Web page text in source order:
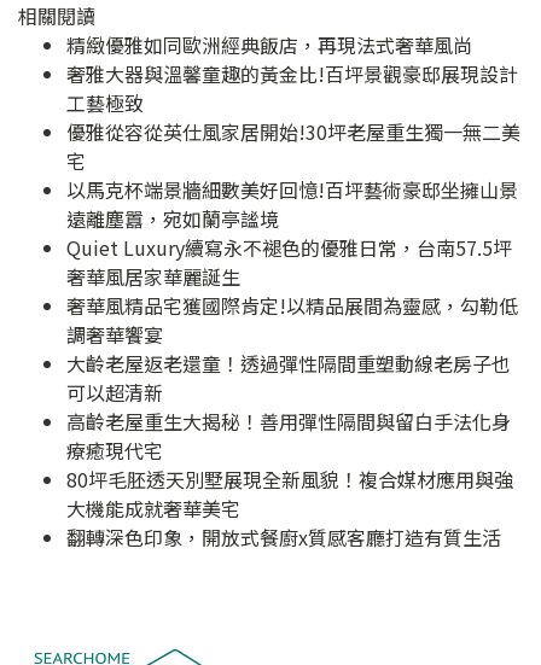
相關閱讀
精緻優雅如同歐洲經典飯店，再現法式奢華風尚
奢雅大器與溫馨童趣的黃金比!百坪景觀豪邸展現設計
工藝極致
優雅從容從英仕風家居開始!30坪老屋重生獨一無二美
宅
以馬克杯端景牆細數美好回憶!百坪藝術豪邸坐擁山景
遠離塵囂，宛如蘭亭謐境
Quiet Luxury續寫永不褪色的優雅日常，台南57.5坪
奢華風居家華麗誕生
奢華風精品宅獲國際肯定!以精品展間為靈感，勾勒低
調奢華饗宴
大齡老屋返老還童！透過彈性隔間重塑動線老房子也
可以超清新
高齡老屋重生大揭秘！善用彈性隔間與留白手法化身
療癒現代宅
80坪毛胚透天別墅展現全新風貌！複合媒材應用與強
大機能成就奢華美宅
翻轉深色印象，開放式餐廚x質感客廳打造有質生活